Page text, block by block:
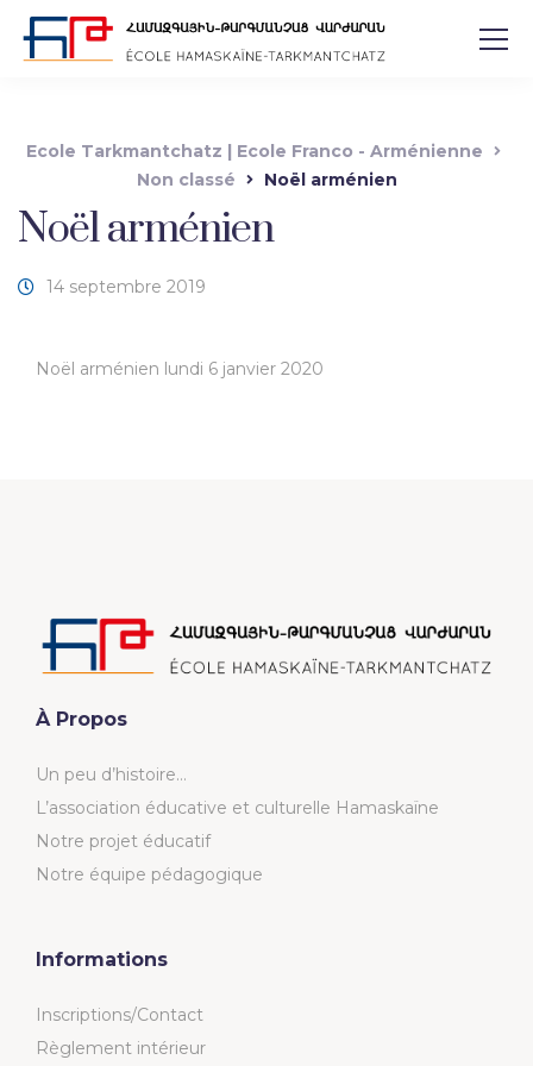
Ecole Tarkmantchatz | Ecole Franco - Arménienne
Non classé
Noël arménien
Noël arménien
14 septembre 2019
Noël arménien lundi 6 janvier 2020
À Propos
Un peu d’histoire…
L’association éducative et culturelle Hamaskaïne
Notre projet éducatif
Notre équipe pédagogique
Informations
Inscriptions/Contact
Règlement intérieur